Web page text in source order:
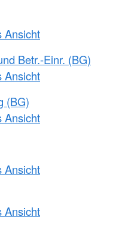
Ansicht
Betr.-Einr. (BG)
Ansicht
(BG)
Ansicht
Ansicht
Ansicht